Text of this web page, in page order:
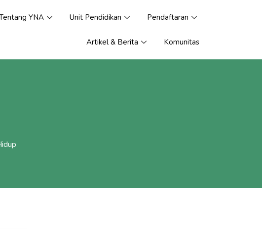
YNA Unit Pendidikan Pendaftaran
Artikel & Berita Komunitas